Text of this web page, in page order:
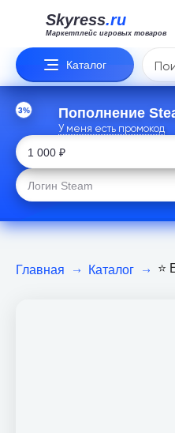
Skyress.ru
Маркетплейс игровых товаров
Каталог
3% Пополнение
У меня есть промокод
Главная Каталог ⭐️